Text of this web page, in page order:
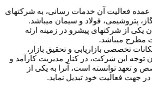
عمده فعالیت آن خدمات رسانی، به شرکتهای
پتروشیمی، فولاد و سیمان میباشد.
یکی از شرکتهای پیشرو در زمینه ارئه
مطرح میباشد.
تخصصی بازاریابی و تحقیق بازار،
توجه این شرکت، در کنار مدیریت کارآمد و
و تعهد توانسته است، آنرا به یکی از
جهت فعالیت خود تبدیل نماید.